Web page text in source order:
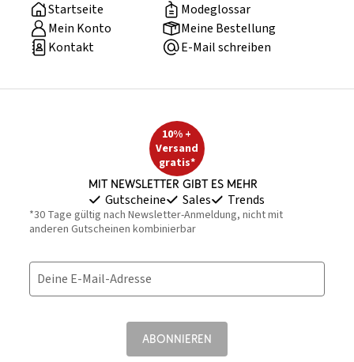
Startseite
Modeglossar
Mein Konto
Meine Bestellung
Kontakt
E-Mail schreiben
10% +
Versand
gratis*
Mit Newsletter gibt es mehr
Gutscheine Sales Trends
*30 Tage gültig nach Newsletter-Anmeldung, nicht mit
anderen Gutscheinen kombinierbar
Deine E-Mail-Adresse
ABONNIEREN